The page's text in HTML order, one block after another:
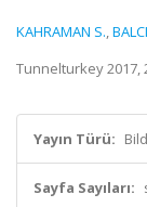
KAHRAMAN S.,
Tunnelturkey 2017,
Yayın Türü:
Sayfa Sayıları: